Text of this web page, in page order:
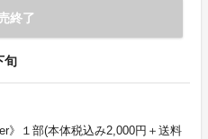
終了
旬
》１部(本体税込み2,000円＋送料